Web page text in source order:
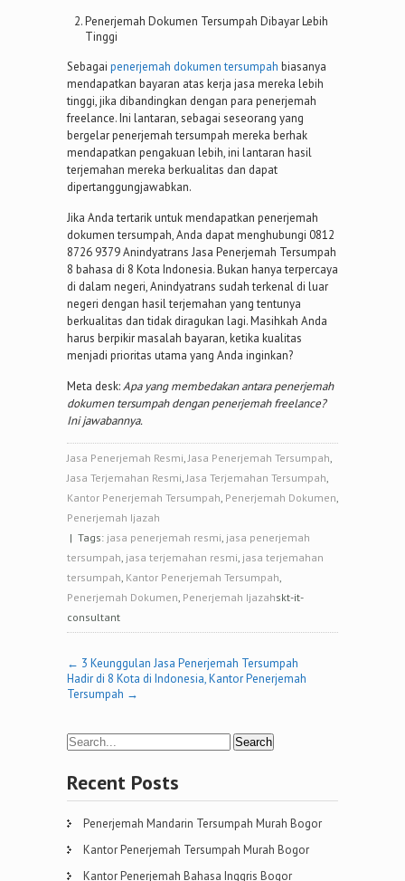
Penerjemah Dokumen Tersumpah Dibayar Lebih
Tinggi
Sebagai penerjemah dokumen tersumpah biasanya
mendapatkan bayaran atas kerja jasa mereka lebih
tinggi, jika dibandingkan dengan para penerjemah
freelance. Ini lantaran, sebagai seseorang yang
bergelar penerjemah tersumpah mereka berhak
mendapatkan pengakuan lebih, ini lantaran hasil
terjemahan mereka berkualitas dan dapat
dipertanggungjawabkan.
Jika Anda tertarik untuk mendapatkan penerjemah
dokumen tersumpah, Anda dapat menghubungi 0812
8726 9379 Anindyatrans Jasa Penerjemah Tersumpah
8 bahasa di 8 Kota Indonesia. Bukan hanya terpercaya
di dalam negeri, Anindyatrans sudah terkenal di luar
negeri dengan hasil terjemahan yang tentunya
berkualitas dan tidak diragukan lagi. Masihkah Anda
harus berpikir masalah bayaran, ketika kualitas
menjadi prioritas utama yang Anda inginkan?
Meta desk:Apa yang membedakan antara penerjemah
dokumen tersumpah dengan penerjemah freelance?
Ini jawabannya.
Jasa Penerjemah Resmi,Jasa Penerjemah Tersumpah,
Jasa Terjemahan Resmi,Jasa Terjemahan Tersumpah,
Kantor Penerjemah Tersumpah, Penerjemah Dokumen,
Penerjemah Ijazah
| Tags: jasa penerjemah resmi, jasa penerjemah
tersumpah, jasa terjemahan resmi, jasa terjemahan
tersumpah, Kantor Penerjemah Tersumpah,
Penerjemah Dokumen, Penerjemah Ijazahskt-it-
consultant
Post
navigation
← 3 Keunggulan Jasa Penerjemah Tersumpah
Hadir di 8 Kota di Indonesia, Kantor Penerjemah
Tersumpah →
Recent Posts
Penerjemah Mandarin Tersumpah Murah Bogor
Kantor Penerjemah Tersumpah Murah Bogor
Kantor Penerjemah Bahasa Inggris Bogor